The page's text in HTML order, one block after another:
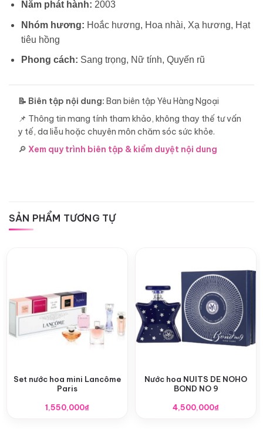
Năm phát hành: 2003
Nhóm hương: Hoắc hương, Hoa nhài, Xạ hương, Hạt
tiêu hồng
Phong cách: Sang trọng, Nữ tính, Quyến rũ
📝 Biên tập nội dung: Ban biên tập Yêu Hàng Ngoại
📌 Thông tin mang tính tham khảo, không thay thế tư vấn
y tế, da liễu hoặc chuyên môn chăm sóc sức khỏe.
🔎 Xem quy trình biên tập & kiểm duyệt nội dung
SẢN PHẨM TƯƠNG TỰ
Set nước hoa mini Lancôme
Paris
1,550,000₫
Nước hoa NUITS DE NOHO
BOND NO 9
4,500,000₫